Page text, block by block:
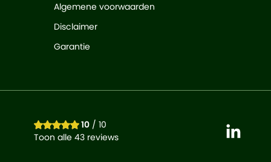
Algemene voorwaarden
Disclaimer
Garantie
10/ 10
Toon alle 43 reviews